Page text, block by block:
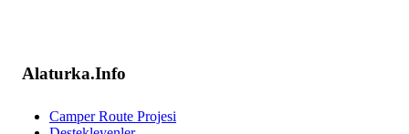
Alaturka.Info
Camper Route Projesi